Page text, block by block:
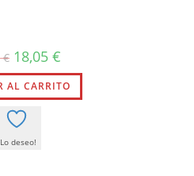
€ El
precio
original
era:
19,00 €.
18,05 €
actual
es:
18,05 €.
AL CARRITO
deseo!